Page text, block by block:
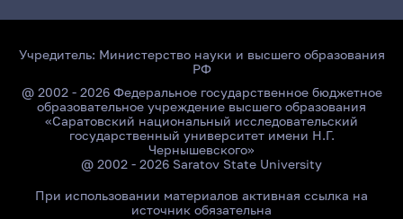
Учредитель: Министерство науки и высшего образования
РФ
@ 2002 - 2026 Федеральное государственное бюджетное
образовательное учреждение высшего образования
«Саратовский национальный исследовательский
государственный университет имени Н.Г.
Чернышевского»
@ 2002 - 2026 Saratov State University
При использовании материалов активная ссылка на
источник обязательна